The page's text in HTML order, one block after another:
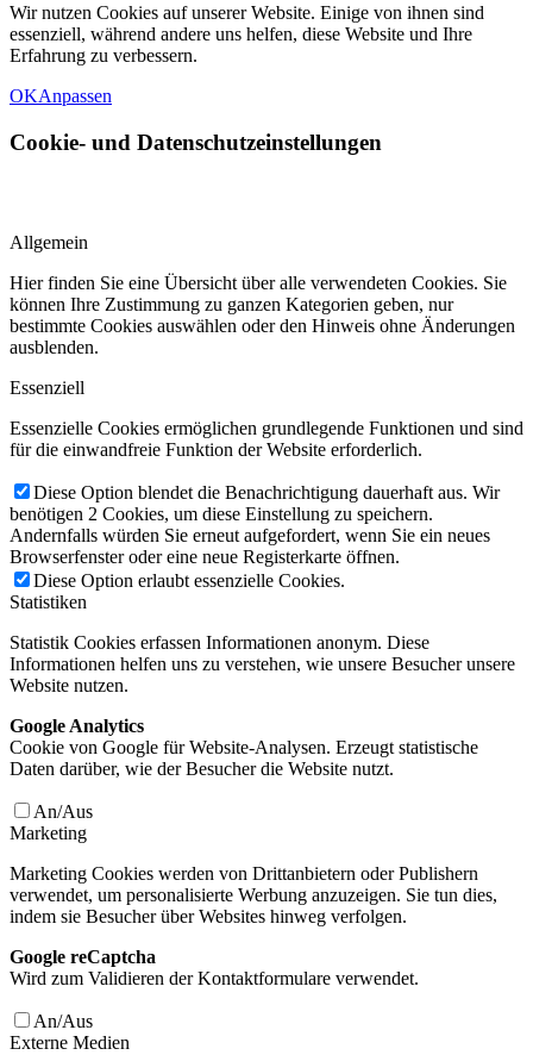
Wir nutzen Cookies auf unserer Website. Einige von ihnen sind
essenziell, während andere uns helfen, diese Website und Ihre
Erfahrung zu verbessern.
OKAnpassen
Cookie- und Datenschutzeinstellungen
Allgemein
Hier finden Sie eine Übersicht über alle verwendeten Cookies. Sie
können Ihre Zustimmung zu ganzen Kategorien geben, nur
bestimmte Cookies auswählen oder den Hinweis ohne Änderungen
ausblenden.
Essenziell
Essenzielle Cookies ermöglichen grundlegende Funktionen und sind
für die einwandfreie Funktion der Website erforderlich.
Diese Option blendet die Benachrichtigung dauerhaft aus. Wir
benötigen 2 Cookies, um diese Einstellung zu speichern.
Andernfalls würden Sie erneut aufgefordert, wenn Sie ein neues
Browserfenster oder eine neue Registerkarte öffnen.
Diese Option erlaubt essenzielle Cookies.
Statistiken
Statistik Cookies erfassen Informationen anonym. Diese
Informationen helfen uns zu verstehen, wie unsere Besucher unsere
Website nutzen.
Google Analytics
Cookie von Google für Website-Analysen. Erzeugt statistische
Daten darüber, wie der Besucher die Website nutzt.
An/Aus
Marketing
Marketing Cookies werden von Drittanbietern oder Publishern
verwendet, um personalisierte Werbung anzuzeigen. Sie tun dies,
indem sie Besucher über Websites hinweg verfolgen.
Google reCaptcha
Wird zum Validieren der Kontaktformulare verwendet.
An/Aus
Externe Medien